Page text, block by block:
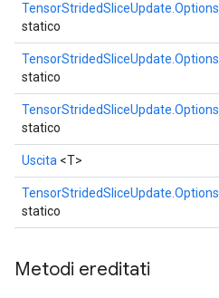
TensorStridedSliceUpdate.Options
statico
TensorStridedSliceUpdate.Options
statico
TensorStridedSliceUpdate.Options
statico
Uscita <T>
TensorStridedSliceUpdate.Options
statico
Metodi ereditati